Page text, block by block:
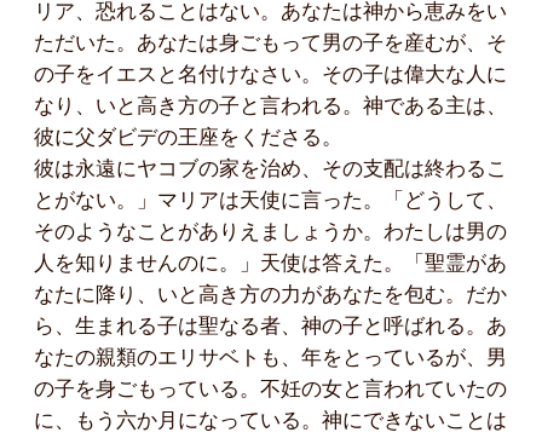
リア、恐れることはない。あなたは神から恵みをい
ただいた。あなたは身ごもって男の子を産むが、そ
の子をイエスと名付けなさい。その子は偉大な人に
なり、いと高き方の子と言われる。神である主は、
彼に父ダビデの王座をくださる。
彼は永遠にヤコブの家を治め、その支配は終わるこ
とがない。」マリアは天使に言った。「どうして、
そのようなことがありえましょうか。わたしは男の
人を知りませんのに。」天使は答えた。「聖霊があ
なたに降り、いと高き方の力があなたを包む。だか
ら、生まれる子は聖なる者、神の子と呼ばれる。あ
なたの親類のエリサベトも、年をとっているが、男
の子を身ごもっている。不妊の女と言われていたの
に、もう六か月になっている。神にできないことは